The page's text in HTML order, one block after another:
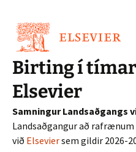
Birting í
Elsevier
Samningur Landsaðgangs
Landsaðgangur að
við Elseviersem gildir 2026-